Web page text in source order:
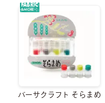
Instagram
X
FABRIC
&MORE
バーサクラフト そらまめ